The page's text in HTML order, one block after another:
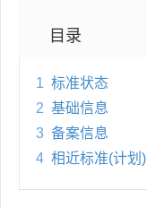
目录
1 标准状态
2 基础信息
3 备案信息
4 相近标准(计划)